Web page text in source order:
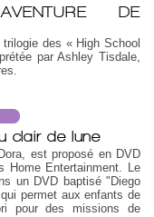
DE
des « High School
par Ashley Tisdale,
clair de lune
est proposé en DVD
Home Entertainment. Le
un DVD baptisé "Diego
permet aux enfants de
pour des missions de